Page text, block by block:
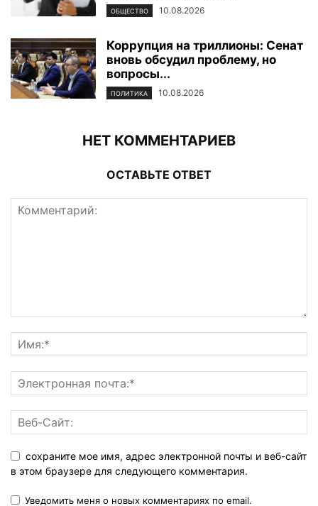
ОБЩЕСТВО 10.08.2026
Коррупция на триллионы: Сенат
вновь обсудил проблему, но
вопросы...
ПОЛИТИКА 10.08.2026
НЕТ КОММЕНТАРИЕВ
ОСТАВЬТЕ ОТВЕТ
сохраните мое имя, адрес электронной почты и веб-сайт
в этом браузере для следующего комментария.
Уведомить меня о новых комментариях по email.